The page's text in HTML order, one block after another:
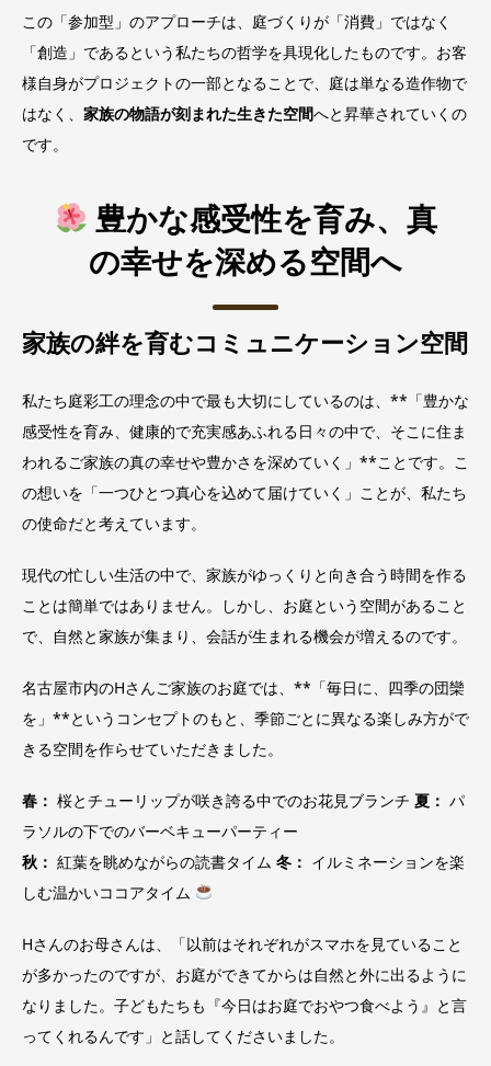
この「参加型」のアプローチは、庭づくりが「消費」ではなく
「創造」であるという私たちの哲学を具現化したものです。お客
様自身がプロジェクトの一部となることで、庭は単なる造作物で
はなく、 家族の物語が刻まれた生きた空間へと昇華されていくの
です。
豊かな感受性を育み、真
の幸せを深める空間へ
家族の絆を育むコミュニケーション空間
私たち庭彩工の理念の中で最も大切にしているのは、**「豊かな
感受性を育み、健康的で充実感あふれる日々の中で、そこに住ま
われるご家族の真の幸せや豊かさを深めていく」**ことです。こ
の想いを「一つひとつ真心を込めて届けていく」ことが、私たち
の使命だと考えています。
現代の忙しい生活の中で、家族がゆっくりと向き合う時間を作る
ことは簡単ではありません。しかし、お庭という空間があること
で、自然と家族が集まり、会話が生まれる機会が増えるのです。
名古屋市内のHさんご家族のお庭では、**「毎日に、四季の団欒
を」**というコンセプトのもと、季節ごとに異なる楽しみ方がで
きる空間を作らせていただきました。
春： 桜とチューリップが咲き誇る中でのお花見ブランチ 夏： パ
ラソルの下でのバーベキューパーティー
秋： 紅葉を眺めながらの読書タイム 冬： イルミネーションを楽
しむ温かいココアタイム
Hさんのお母さんは、「以前はそれぞれがスマホを見ていること
が多かったのですが、お庭ができてからは自然と外に出るように
なりました。子どもたちも『今日はお庭でおやつ食べよう』と言
ってくれるんです」と話してくださいました。